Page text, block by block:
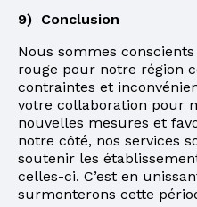
9) Conclusion
Nous sommes
rouge pour notre région
contraintes et
votre collaboration pour
nouvelles mesures et
notre côté, nos services
soutenir les
celles-ci. C’est en
surmonterons cette